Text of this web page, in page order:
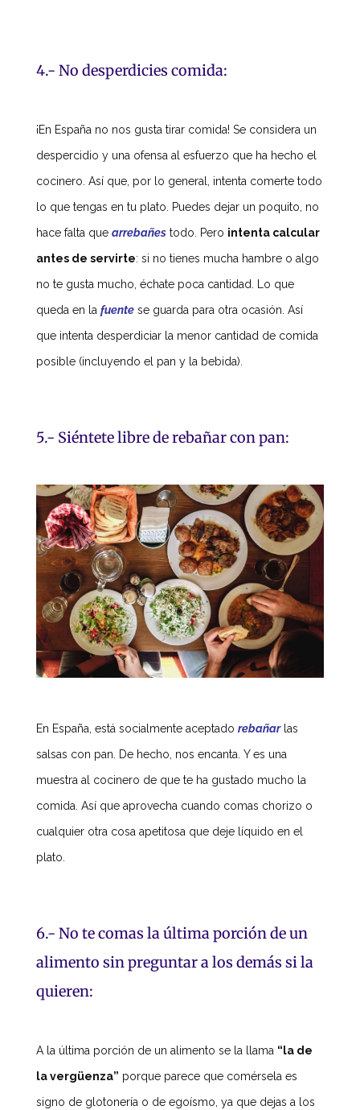
4.- No desperdicies comida:
¡En España no nos gusta tirar comida! Se considera un
despercidio y una ofensa al esfuerzo que ha hecho el
cocinero. Así que, por lo general, intenta comerte todo
lo que tengas en tu plato. Puedes dejar un poquito, no
hace falta que arrebañestodo. Pero intenta calcular
antes de servirte: si no tienes mucha hambre o algo
no te gusta mucho, échate poca cantidad. Lo que
queda en la fuentese guarda para otra ocasión. Así
que intenta desperdiciar la menor cantidad de comida
posible (incluyendo el pan y la bebida).
5.- Siéntete libre de rebañar con pan:
En España, está socialmente aceptado rebañarlas
salsas con pan. De hecho, nos encanta. Y es una
muestra al cocinero de que te ha gustado mucho la
comida. Así que aprovecha cuando comas chorizo o
cualquier otra cosa apetitosa que deje líquido en el
plato.
6.- No te comas la última porción de un
alimento sin preguntar a los demás si la
quieren:
A la última porción de un alimento se la llama “la de
la vergüenza” porque parece que comérsela es
signo de glotonería o de egoísmo, ya que dejas a los